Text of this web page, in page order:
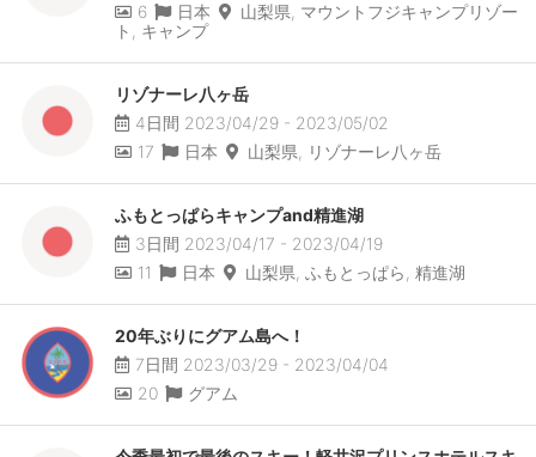
6
日本
山梨県, マウントフジキャンプリゾー
ト, キャンプ
リゾナーレ八ヶ岳
4日間 2023/04/29 - 2023/05/02
17
日本 山梨県, リゾナーレ八ヶ岳
ふもとっぱらキャンプand精進湖
3日間 2023/04/17 - 2023/04/19
11
日本 山梨県, ふもとっぱら, 精進湖
20年ぶりにグアム島へ！
7日間 2023/03/29 - 2023/04/04
20
グアム